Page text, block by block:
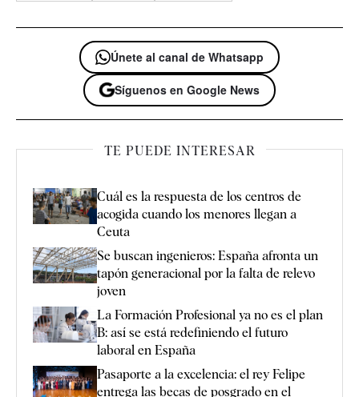
Únete al canal de Whatsapp
Síguenos en Google News
TE PUEDE INTERESAR
Cuál es la respuesta de los centros de
acogida cuando los menores llegan a
Ceuta
Se buscan ingenieros: España afronta un
tapón generacional por la falta de relevo
joven
La Formación Profesional ya no es el plan
B: así se está redefiniendo el futuro
laboral en España
Pasaporte a la excelencia: el rey Felipe
entrega las becas de posgrado en el